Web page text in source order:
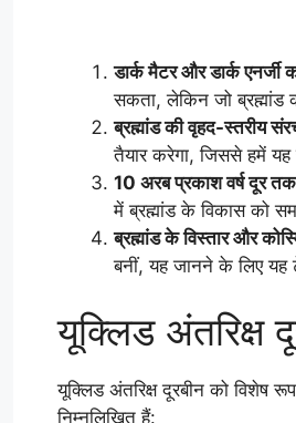
डार्क मैटर और डार्क एनर्जी
सकता, लेकिन जो ब्रह्मांड
ब्रह्मांड की वृहद-
तैयार करेगा, जिससे हमें
10 अरब प्रकाश वर्ष दूर
में ब्रह्मांड के विकास को
ब्रह्मांड के विस्तार और
बनीं, यह जानने के लिए यह
यूक्लिड अंतरिक्ष
यूक्लिड अंतरिक्ष दूरबीन को विशेष
निम्नलिखित हैं: